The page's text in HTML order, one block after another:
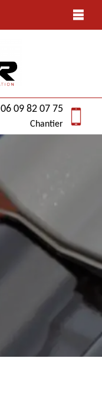
06 09 82 07 75
Chantier